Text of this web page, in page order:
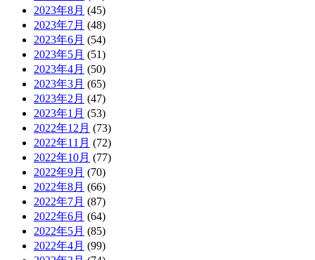
2023年8月 (45)
2023年7月 (48)
2023年6月 (54)
2023年5月 (51)
2023年4月 (50)
2023年3月 (65)
2023年2月 (47)
2023年1月 (53)
2022年12月 (73)
2022年11月 (72)
2022年10月 (77)
2022年9月 (70)
2022年8月 (66)
2022年7月 (87)
2022年6月 (64)
2022年5月 (85)
2022年4月 (99)